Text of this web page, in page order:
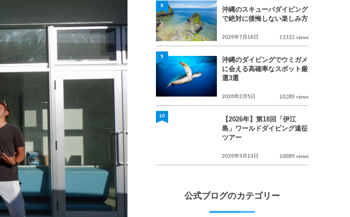
沖縄のスキューバダイビング
で絶対に後悔しない楽しみ方
2026年7月16日 13335 views
8
沖縄のダイビングでウミガメ
に会える高確率なスポット厳
選3選
2026年2月5日 10289 views
9
【2026年】第18回「伊江
島」ワールドダイビング遠征
ツアー
2026年3月13日 10089 views
10
公式ブログのカテゴリー